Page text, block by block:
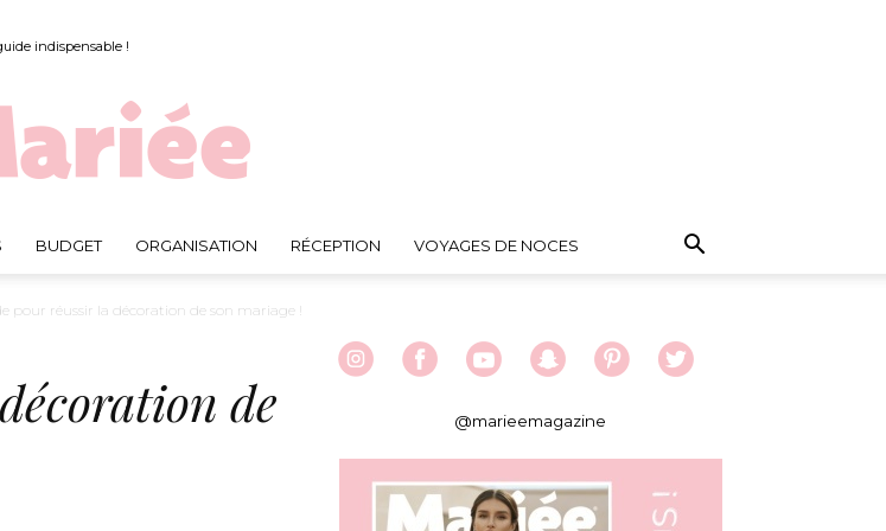
indispensable !
BUDGET ORGANISATION RÉCEPTION VOYAGES DE NOCES
pour réussir la décoration de son mariage !
de
@marieemagazine